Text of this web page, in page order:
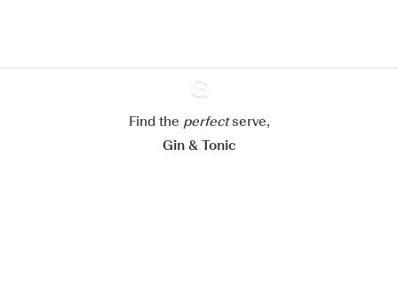
Ginventory
Find the perfectserve,
Gin & Tonic